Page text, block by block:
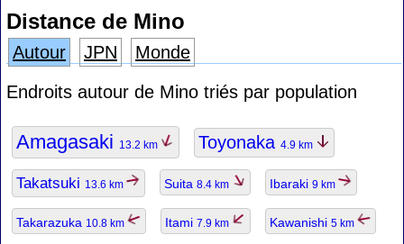
Distance de Mino
Autour JPN
Monde
Endroits autour de Mino triés par population
Amagasaki 13.2 km Toyonaka 4.9 km
Takatsuki 13.6 km Suita 8.4 km Ibaraki 9 km
Takarazuka 10.8 km Itami 7.9 km Kawanishi 5 km